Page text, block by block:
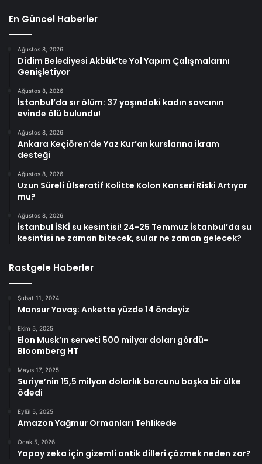
En Güncel Haberler
Ağustos 8, 2026
Didim Belediyesi Akbük’te Yol Yapım Çalışmalarını
Genişletiyor
Ağustos 8, 2026
İstanbul’da sır ölüm: 37 yaşındaki kadın savcının
evinde ölü bulundu!
Ağustos 8, 2026
Ankara Keçiören’de Yaz Kur’an kurslarına ikram
desteği
Ağustos 8, 2026
Uzun Süreli Ülseratif Kolitte Kolon Kanseri Riski Artıyor
mu?
Ağustos 8, 2026
İstanbul İSKİ su kesintisi! 24-25 Temmuz İstanbul’da su
kesintisi ne zaman bitecek, sular ne zaman gelecek?
Rastgele Haberler
Şubat 11, 2024
Mansur Yavaş: Ankette yüzde 14 öndeyiz
Ekim 5, 2025
Elon Musk’ın serveti 500 milyar doları gördü-
Bloomberg HT
Mayıs 17, 2025
Suriye’nin 15,5 milyon dolarlık borcunu başka bir ülke
ödedi
Eylül 5, 2025
Amazon Yağmur Ormanları Tehlikede
Ocak 5, 2026
Yapay zeka için gizemli antik dilleri çözmek neden zor?